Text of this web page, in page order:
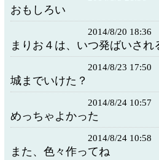
おもしろい
2014/8/20 18:36
まりお４は、いつ発ばいされ
2014/8/23 17:50
城までいけた？
2014/8/24 10:57
めっちゃよかった
2014/8/24 10:58
また、色々作ってね